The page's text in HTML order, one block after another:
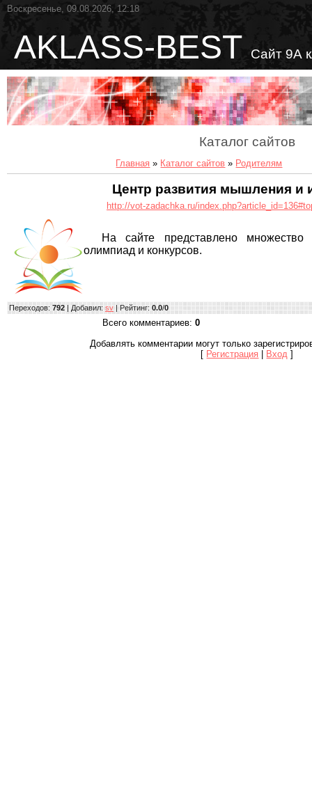
Воскресенье, 09.08.2026, 12:18
AKLASS-BEST Сайт 9А
Каталог сайтов
Главная » Каталог сайтов » Родителям
Центр развития мышления и
http://vot-zadachka.ru/
На сайте представлено множество
олимпиад и конкурсов.
Переходов: 792 Добавил: sv Рейтинг: 0.0/0
Всего комментариев: 0
Добавлять комментарии могут только
[ Регистрация Вход ]